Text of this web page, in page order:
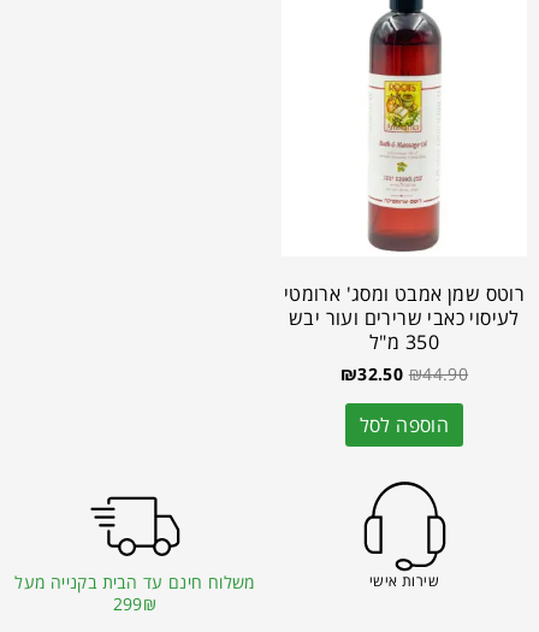
רוטס שמן אמבט ומסג' ארומטי
לעיסוי כאבי שרירים ועור יבש
350 מ"ל
₪44.90
₪32.50
הוספה לסל
שירות אישי
משלוח חינם עד הבית בקנייה מעל
299₪